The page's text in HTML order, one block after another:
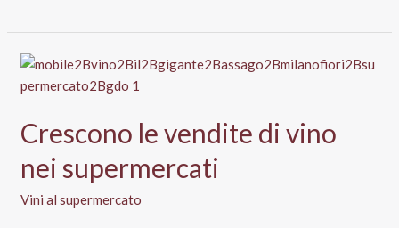
dell’uva
Selex:
vendite
vino
trascinano
la
ripresa
Crescono le vendite di vino
nei supermercati
Vini al supermercato